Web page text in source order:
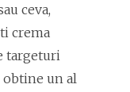
ceva,
crema
targeturi
obtine un al